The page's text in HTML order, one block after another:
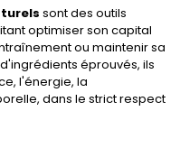
sont des outils
optimiser son capital
ou maintenir sa
éprouvés, ils
l'énergie, la
dans le strict respect